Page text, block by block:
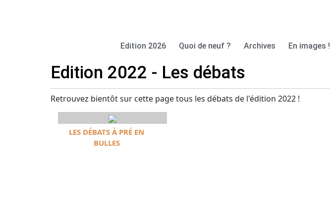
Edition 2026 Quoi de neuf ? Archives En images !
Edition 2022 - Les débats
Retrouvez bientôt sur cette page tous les débats de l'édition 2022 !
LES DÉBATS À PRÉ EN
BULLES